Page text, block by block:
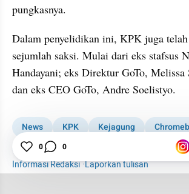
pungkasnya.
Dalam penyelidikan ini, KPK juga
sejumlah saksi. Mulai dari eks stafsus
Handayani; eks Direktur GoTo, Melissa
dan eks CEO GoTo, Andre Soelistyo.
News KPK Kejagung
Google
Informasi Redaksi·Laporkan tulisan
0 0